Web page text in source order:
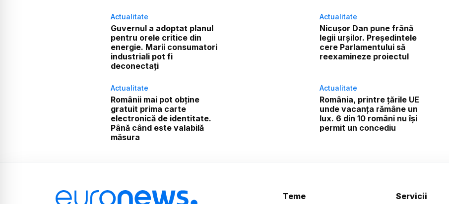
Actualitate
Guvernul a adoptat planul
pentru orele critice din
energie. Marii consumatori
industriali pot fi
deconectați
Actualitate
Nicușor Dan pune frână
legii urșilor. Președintele
cere Parlamentului să
reexamineze proiectul
Actualitate
Românii mai pot obține
gratuit prima carte
electronică de identitate.
Până când este valabilă
măsura
Actualitate
România, printre țările UE
unde vacanța rămâne un
lux. 6 din 10 români nu își
permit un concediu
Teme Servicii